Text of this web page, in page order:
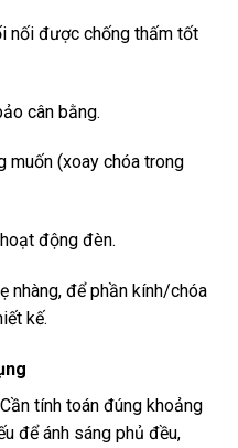
nối được chống thấm tốt
cân bằng.
muốn (xoay chóa trong
động đèn.
nhàng, để phần kính/chóa
kế.
tính toán đúng khoảng
để ánh sáng phủ đều,